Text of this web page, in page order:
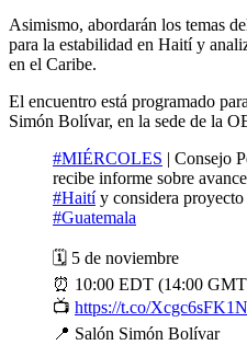
Asimismo, abordarán los temas
para la estabilidad en Haití y
en el Caribe.
El encuentro está programado
Simón Bolívar, en la sede de la
#MIÉRCOLES | Consejo
recibe informe sobre
#Haitíy considera proyecto
#Guatemala
🗓️ 5 de noviembre
⏰ 10:00 EDT (14:00
📺 https://t.co/Xcgc6sFK1N
📍 Salón Simón Bolívar